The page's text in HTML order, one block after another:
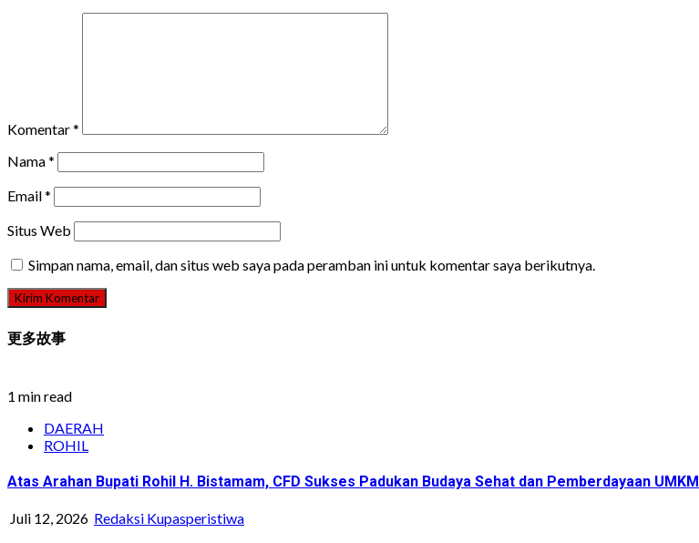
Komentar*
Nama*
Email*
Situs Web
Simpan nama, email, dan situs web saya pada peramban ini untuk komentar saya berikutnya.
更多故事
1 min read
DAERAH
ROHIL
Atas Arahan Bupati Rohil H. Bistamam, CFD Sukses Padukan Budaya Sehat dan Pemberdayaan UMKM
Juli 12, 2026 Redaksi Kupasperistiwa